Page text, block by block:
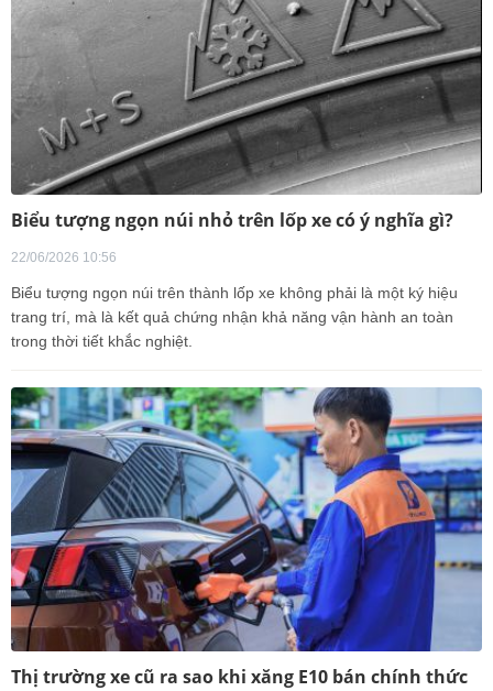
Biểu tượng ngọn núi nhỏ trên lốp xe có ý nghĩa gì?
22/06/2026 10:56
Biểu tượng ngọn núi trên thành lốp xe không phải là một ký hiệu
trang trí, mà là kết quả chứng nhận khả năng vận hành an toàn
trong thời tiết khắc nghiệt.
Thị trường xe cũ ra sao khi xăng E10 bán chính thức